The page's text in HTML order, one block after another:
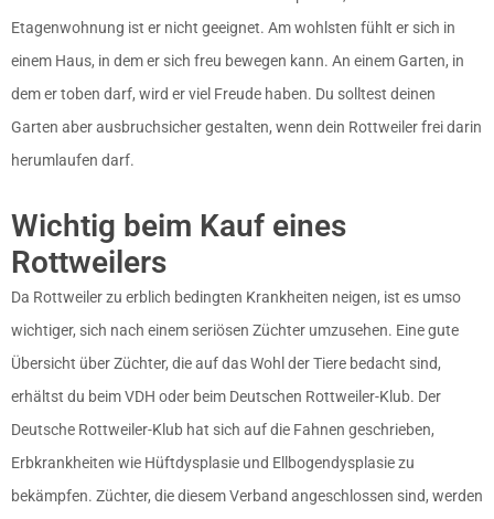
Etagenwohnung ist er nicht geeignet. Am wohlsten fühlt er sich in
einem Haus, in dem er sich freu bewegen kann. An einem Garten, in
dem er toben darf, wird er viel Freude haben. Du solltest deinen
Garten aber ausbruchsicher gestalten, wenn dein Rottweiler frei darin
herumlaufen darf.
Wichtig beim Kauf eines
Rottweilers
Da Rottweiler zu erblich bedingten Krankheiten neigen, ist es umso
wichtiger, sich nach einem seriösen Züchter umzusehen. Eine gute
Übersicht über Züchter, die auf das Wohl der Tiere bedacht sind,
erhältst du beim VDH oder beim Deutschen Rottweiler-Klub. Der
Deutsche Rottweiler-Klub hat sich auf die Fahnen geschrieben,
Erbkrankheiten wie Hüftdysplasie und Ellbogendysplasie zu
bekämpfen. Züchter, die diesem Verband angeschlossen sind, werden